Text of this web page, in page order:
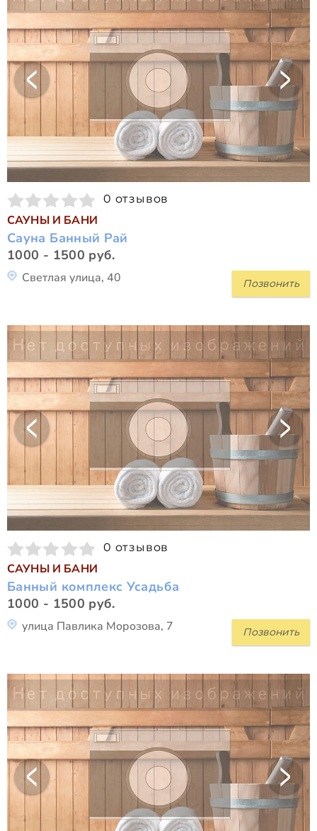
0 отзывов
САУНЫ И БАНИ
Сауна Банный Рай
1000 - 1500 руб.
Позвонить
Светлая улица, 40
0 отзывов
САУНЫ И БАНИ
Банный комплекс Усадьба
1000 - 1500 руб.
Позвонить
улица Павлика Морозова, 7